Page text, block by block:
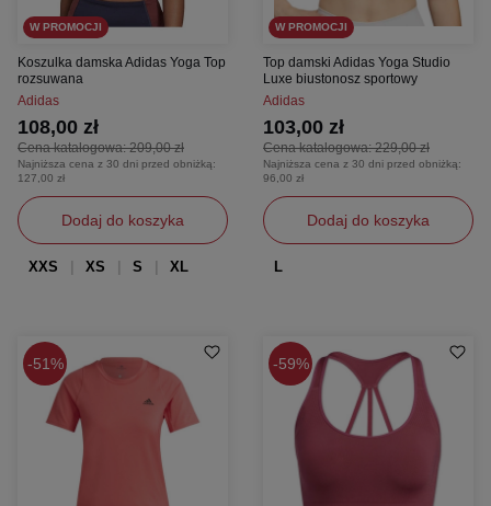
W PROMOCJI
Koszulka damska Adidas Yoga Top
rozsuwana
Adidas
Cena katalogowa:209,00 zł
108,00 zł
Najniższa cena z 30 dni przed obniżką:
127,00 zł
Dodaj do koszyka
XXS XS S XL
W PROMOCJI
Top damski Adidas Yoga Studio
Luxe biustonosz sportowy
Adidas
Cena katalogowa:229,00 zł
103,00 zł
Najniższa cena z 30 dni przed obniżką:
96,00 zł
Dodaj do koszyka
L
51% 59%